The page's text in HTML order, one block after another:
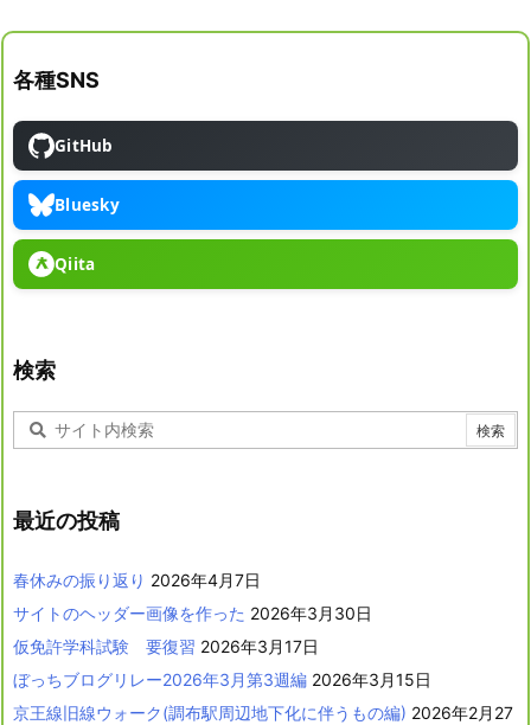
各種SNS
GitHub
Bluesky
Qiita
検索
最近の投稿
春休みの振り返り 2026年4月7日
サイトのヘッダー画像を作った 2026年3月30日
仮免許学科試験 要復習 2026年3月17日
ぼっちブログリレー2026年3月第3週編 2026年3月15日
京王線旧線ウォーク(調布駅周辺地下化に伴うもの編) 2026年2月27